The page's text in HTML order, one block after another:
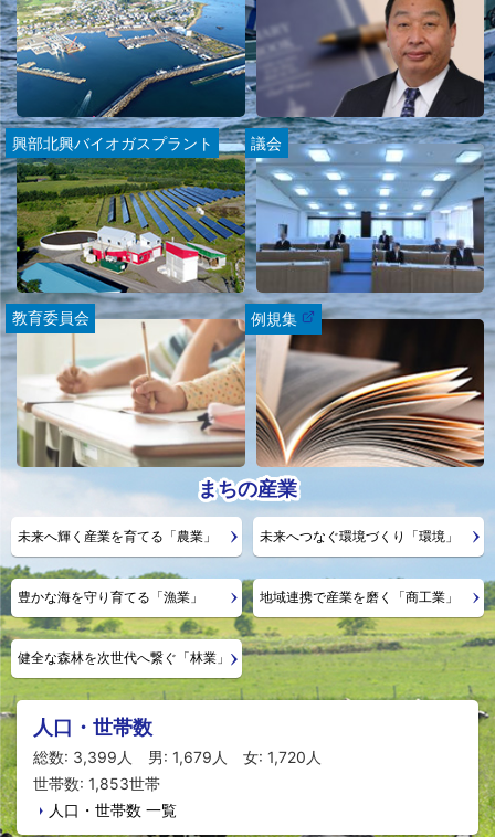
興部北興バイオガスプラント 議会
教育委員会 例規集
(
外
部
サ
イ
ト
)
まちの産業
未来へ輝く産業を育てる「農業」 未来へつなぐ環境づくり「環境」
豊かな海を守り育てる「漁業」 地域連携で産業を磨く「商工業」
健全な森林を次世代へ繋ぐ「林業」
人口・世帯数
総数: 3,399人 男: 1,679人
女: 1,720人
世帯数: 1,853世帯
人口・世帯数 一覧